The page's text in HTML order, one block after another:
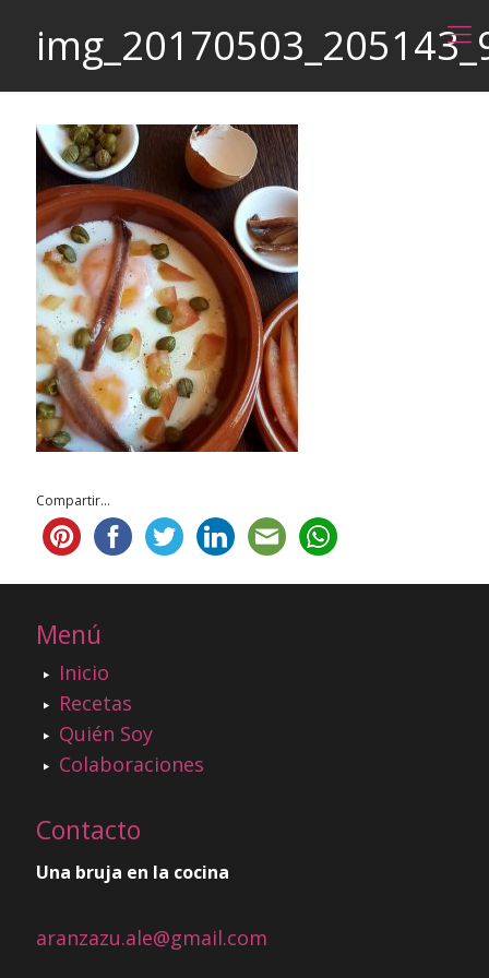
Compartir...
Menú
Inicio
Recetas
Quién Soy
Colaboraciones
Contacto
Una bruja en la cocina
aranzazu.ale@gmail.com